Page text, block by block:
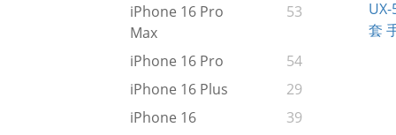
iPhone 16 Pro
Max
53
iPhone 16 Pro
54
iPhone 16 Plus
29
iPhone 16
39